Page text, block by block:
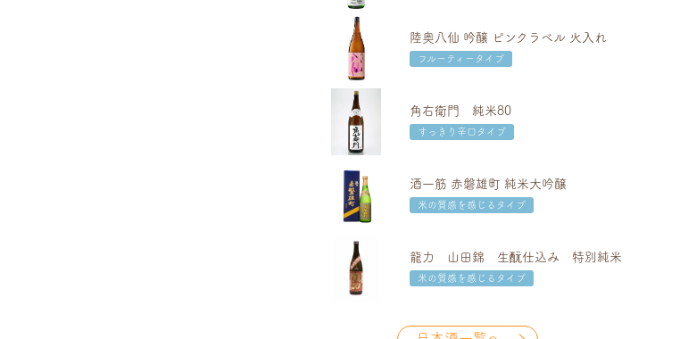
陸奥八仙 吟醸 ピンクラベル 火入れ
フルーティータイプ
角右衛門 純米80
すっきり辛口タイプ
酒一筋 赤磐雄町 純米大吟醸
米の質感を感じるタイプ
龍力 山田錦 生酛仕込み 特別純米
米の質感を感じるタイプ